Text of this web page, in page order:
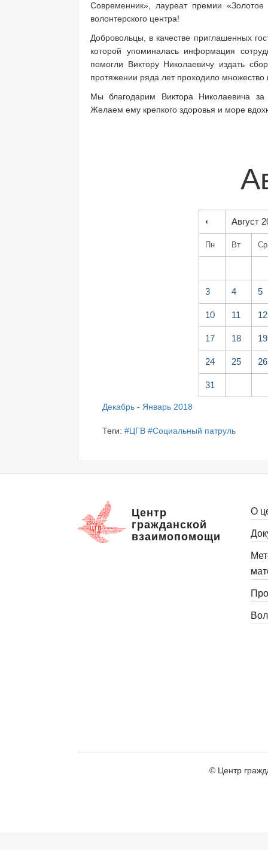
Современник», лауреат премии
волонтерского центра!
Добровольцы, в качестве приглашенных
которой упоминалась информация
помогли Виктору Николаевичу издать
протяжении ряда лет проходило множество
Мы благодарим Виктора Николаевича за
Желаем ему крепкого здоровья и море
‹ Август
Пн Вт Ср
3 4 5
10 11 12
17 18 19
24 25 26
31
Декабрь - Январь 2018
Теги: #ЦГВ #Социальный патруль
Центр
гражданской
взаимопомощи
О
© Центр